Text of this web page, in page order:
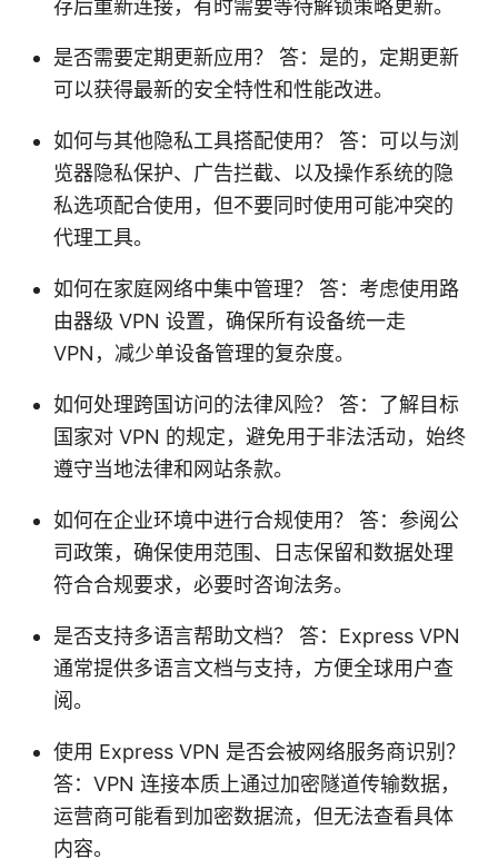
存后重新连接，有时需要等待解锁策略更新。
是否需要定期更新应用？ 答：是的，定期更新
可以获得最新的安全特性和性能改进。
如何与其他隐私工具搭配使用？ 答：可以与浏
览器隐私保护、广告拦截、以及操作系统的隐
私选项配合使用，但不要同时使用可能冲突的
代理工具。
如何在家庭网络中集中管理？ 答：考虑使用路
由器级 VPN 设置，确保所有设备统一走
VPN，减少单设备管理的复杂度。
如何处理跨国访问的法律风险？ 答：了解目标
国家对 VPN 的规定，避免用于非法活动，始终
遵守当地法律和网站条款。
如何在企业环境中进行合规使用？ 答：参阅公
司政策，确保使用范围、日志保留和数据处理
符合合规要求，必要时咨询法务。
是否支持多语言帮助文档？ 答：Express VPN
通常提供多语言文档与支持，方便全球用户查
阅。
使用 Express VPN 是否会被网络服务商识别？
答：VPN 连接本质上通过加密隧道传输数据，
运营商可能看到加密数据流，但无法查看具体
内容。